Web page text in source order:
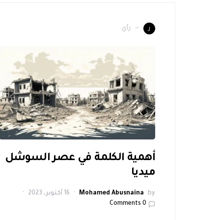
ر رأي
أهمية الكلمة في عصر السوشل
ميديا
by
Mohamed Abusnaina
16 أكتوبر، 2023
0 Comments